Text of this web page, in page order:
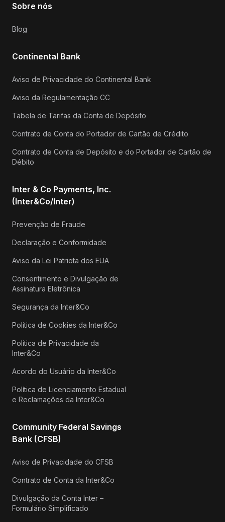
Sobre nós
Blog
Continental Bank
Aviso de Privacidade do Continental Bank
Aviso da Regulamentação CC
Tabela de Tarifas da Conta de Depósito
Contrato de Conta do Portador de Cartão de Crédito
Contrato de Conta de Depósito e do Portador de Cartão de
Débito
Inter & Co Payments, Inc.
(Inter&Co/Inter)
Prevenção de Fraude
Declaração e Conformidade
Aviso da Lei Patriota dos EUA
Consentimento e Divulgação de
Assinatura Eletrônica
Segurança da Inter&Co
Política de Cookies da Inter&Co
Política de Privacidade da
Inter&Co
Acordo do Usuário da Inter&Co
Política de Licenciamento Estadual
e Reclamações da Inter&Co
Community Federal Savings
Bank (CFSB)
Aviso de Privacidade do CFSB
Contrato de Conta da Inter&Co
Divulgação da Conta Inter –
Formulário Simplificado